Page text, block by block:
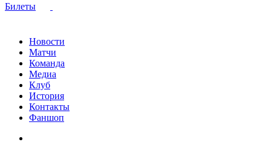
Билеты
Новости
Матчи
Команда
Медиа
Клуб
История
Контакты
Фаншоп